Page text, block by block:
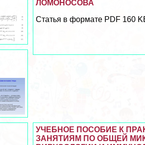
ЛОМОНОСОВА
Статья в формате PDF 160
УЧЕБНОЕ ПОСОБИЕ К
ЗАНЯТИЯМ ПО ОБЩЕЙ